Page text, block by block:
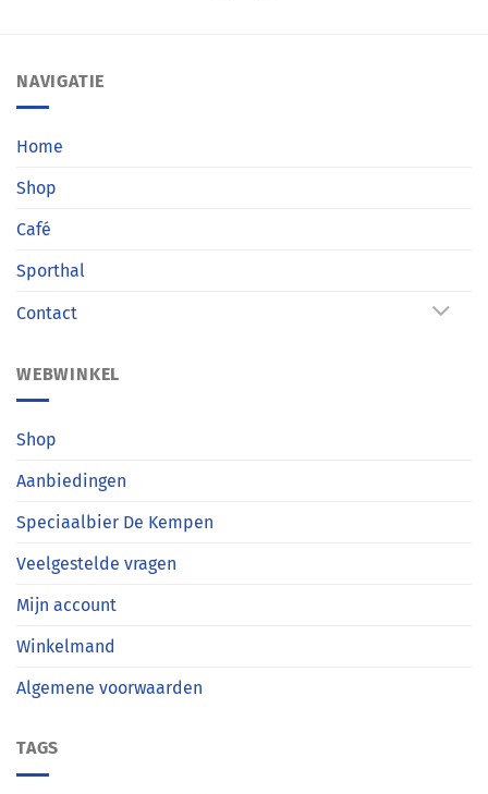
NAVIGATIE
Home
Shop
Café
Sporthal
Contact
WEBWINKEL
Shop
Aanbiedingen
Speciaalbier De Kempen
Veelgestelde vragen
Mijn account
Winkelmand
Algemene voorwaarden
TAGS